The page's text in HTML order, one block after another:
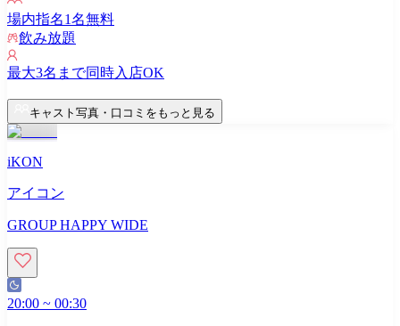
場内指名1名無料
飲み放題
最大3名まで同時入店OK
キャスト写真・口コミをもっと見る
iKON
アイコン
GROUP HAPPY WIDE
20:00 ~ 00:30